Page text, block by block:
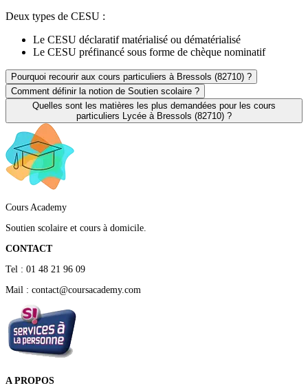
Deux types de CESU :
Le CESU déclaratif matérialisé ou dématérialisé
Le CESU préfinancé sous forme de chèque nominatif
Pourquoi recourir aux cours particuliers à Bressols (82710) ?
Comment définir la notion de Soutien scolaire ?
Quelles sont les matières les plus demandées pour les cours
particuliers Lycée à Bressols (82710) ?
Cours Academy
Soutien scolaire et cours à domicile.
CONTACT
Tel : 01 48 21 96 09
Mail : contact@coursacademy.com
A PROPOS